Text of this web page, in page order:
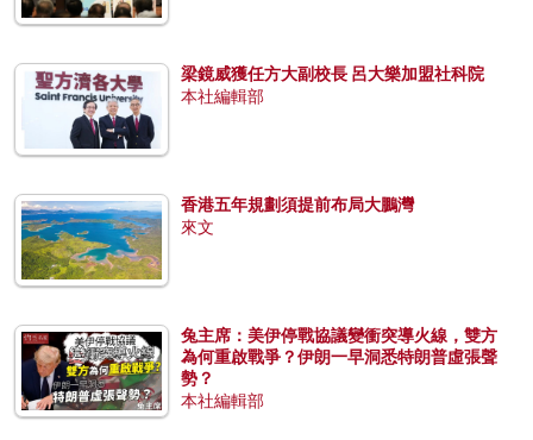
梁鏡威獲任方大副校長 呂大樂加盟社科院
本社編輯部
香港五年規劃須提前布局大鵬灣
來文
兔主席：美伊停戰協議變衝突導火線，雙方
為何重啟戰爭？伊朗一早洞悉特朗普虛張聲
勢？
本社編輯部